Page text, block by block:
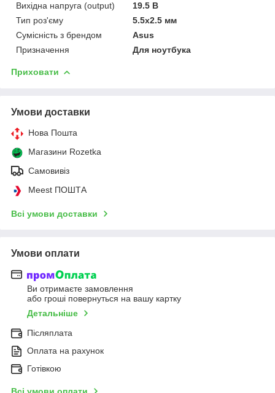
Вихідна напруга (output)
19.5 В
Тип роз'єму
5.5x2.5 мм
Сумісність з брендом
Asus
Призначення
Для ноутбука
Приховати
Умови доставки
Нова Пошта
Магазини Rozetka
Самовивіз
Meest ПОШТА
Всі умови доставки
Умови оплати
Ви отримаєте замовлення
або гроші повернуться на вашу картку
Детальніше
Післяплата
Оплата на рахунок
Готівкою